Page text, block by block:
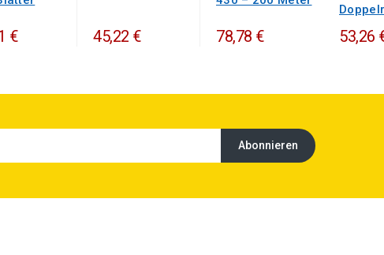
€ 45,22 € 78,78 € 53,26